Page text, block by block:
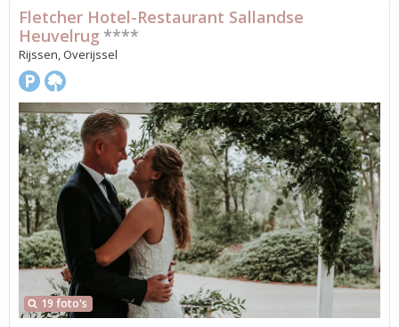
19 foto's
Fletcher Hotel-Restaurant Sallandse
Heuvelrug ****
Rijssen, Overijssel